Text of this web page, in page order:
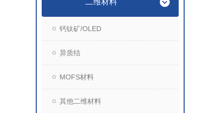
二维材料
钙钛矿/OLED
异质结
MOFS材料
其他二维材料